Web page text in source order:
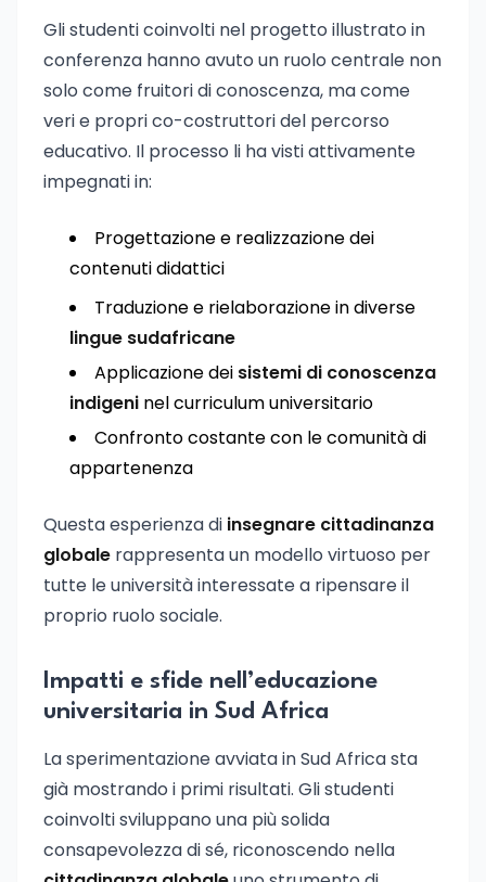
Gli studenti coinvolti nel progetto illustrato in
conferenza hanno avuto un ruolo centrale non
solo come fruitori di conoscenza, ma come
veri e propri co-costruttori del percorso
educativo. Il processo li ha visti attivamente
impegnati in:
Progettazione e realizzazione dei
contenuti didattici
Traduzione e rielaborazione in diverse
lingue sudafricane
Applicazione dei sistemi di conoscenza
indigeni nel curriculum universitario
Confronto costante con le comunità di
appartenenza
Questa esperienza di insegnare cittadinanza
globale rappresenta un modello virtuoso per
tutte le università interessate a ripensare il
proprio ruolo sociale.
Impatti e sfide nell’educazione
universitaria in Sud Africa
La sperimentazione avviata in Sud Africa sta
già mostrando i primi risultati. Gli studenti
coinvolti sviluppano una più solida
consapevolezza di sé, riconoscendo nella